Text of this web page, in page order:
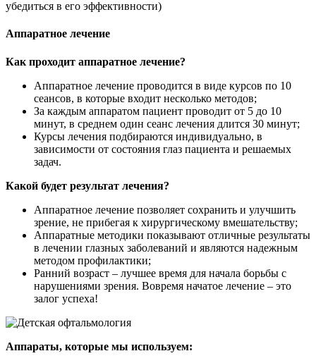
убедиться в его эффективности)
Аппаратное лечение
Как проходит аппаратное лечение?
Аппаратное лечение проводится в виде курсов по 10
сеансов, в которые входит несколько методов;
За каждым аппаратом пациент проводит от 5 до 10
минут, в среднем один сеанс лечения длится 30 минут;
Курсы лечения подбираются индивидуально, в
зависимости от состояния глаз пациента и решаемых
задач.
Какой будет результат лечения?
Аппаратное лечение позволяет сохранить и улучшить
зрение, не прибегая к хирургическому вмешательству;
Аппаратные методики показывают отличные результаты
в лечении глазных заболеваний и являются надежным
методом профилактики;
Ранний возраст – лучшее время для начала борьбы с
нарушениями зрения. Вовремя начатое лечение – это
залог успеха!
Аппараты, которые мы используем: